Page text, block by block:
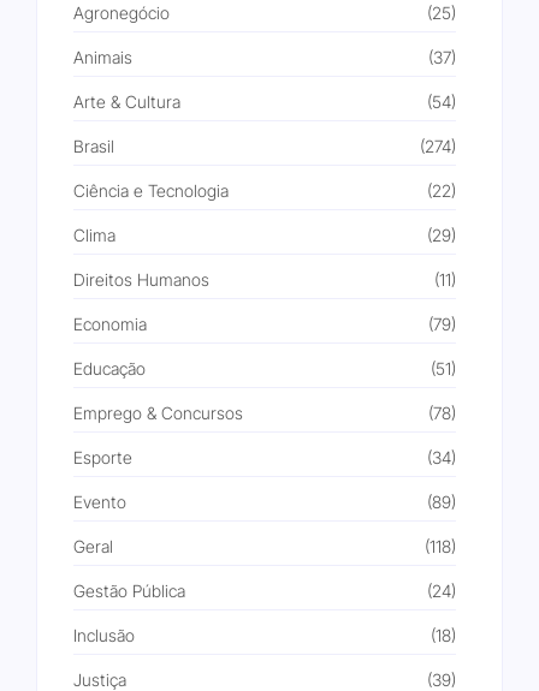
Agronegócio (25)
Animais (37)
Arte & Cultura (54)
Brasil (274)
Ciência e Tecnologia (22)
Clima (29)
Direitos Humanos (11)
Economia (79)
Educação (51)
Emprego & Concursos (78)
Esporte (34)
Evento (89)
Geral (118)
Gestão Pública (24)
Inclusão (18)
Justiça (39)